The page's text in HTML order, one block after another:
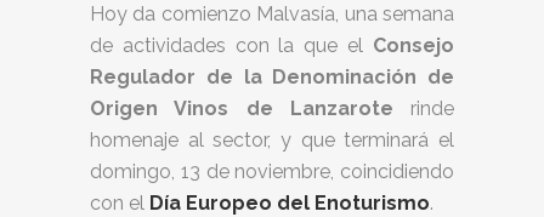
Hoy da comienzo Malvasía, una semana
de actividades con la que el Consejo
Regulador de la Denominación de
Origen Vinos de Lanzarote rinde
homenaje al sector, y que terminará el
domingo, 13 de noviembre, coincidiendo
con el Día Europeo del Enoturismo.